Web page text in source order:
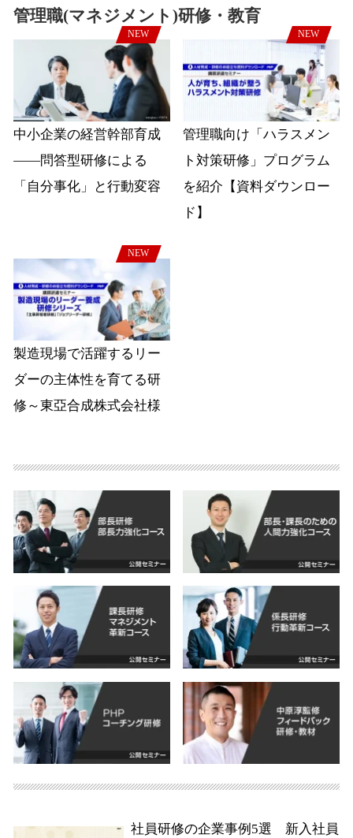
管理職(マネジメント)研修・教育
NEW
中小企業の経営幹部育成
――問答型研修による
「自分事化」と行動変容
NEW
管理職向け「ハラスメン
ト対策研修」プログラム
を紹介【資料ダウンロー
ド】
NEW
製造現場で活躍するリー
ダーの主体性を育てる研
修～東亞合成株式会社様
社員研修の企業事例5選 新入社員